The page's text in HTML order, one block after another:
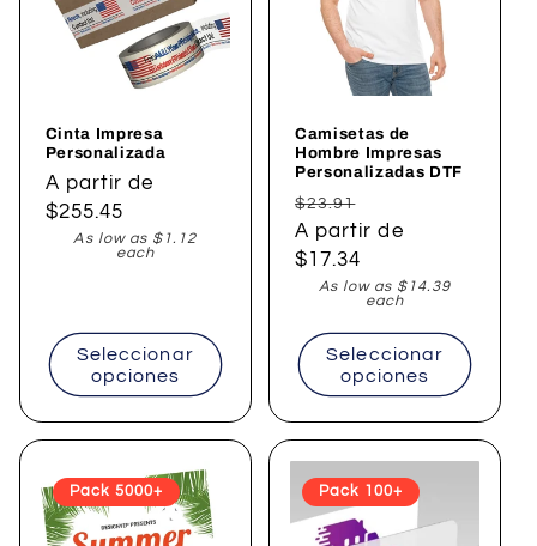
Cinta Impresa
Personalizada
Precio
habitual
A partir de
$255.45
As low as $1.12
each
Seleccionar
opciones
Camisetas de
Hombre Impresas
Personalizadas DTF
Precio
habitual
$23.91
de
A partir de
$17.34
As low as $14.39
each
Seleccionar
opciones
Pack 5000+ Pack 100+